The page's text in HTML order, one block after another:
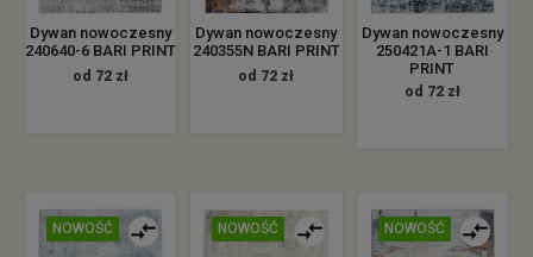
Dywan nowoczesny
240640-6 BARI PRINT
od 72 zł
Dywan nowoczesny
240355N BARI PRINT
od 72 zł
Dywan nowoczesny
250421A-1 BARI
PRINT
od 72 zł
NOWOŚĆ NOWOŚĆ NOWOŚĆ